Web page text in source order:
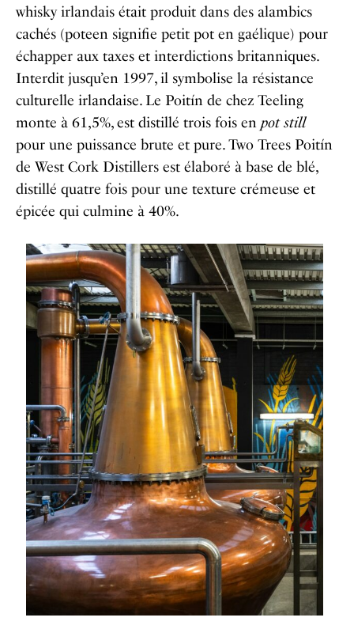
whisky irlandais était produit dans des alambics
cachés (poteen signifie petit pot en gaélique) pour
échapper aux taxes et interdictions britanniques.
Interdit jusqu’en 1997, il symbolise la résistance
culturelle irlandaise. Le Poitín de chez Teeling
monte à 61,5%, est distillé trois fois en pot still
pour une puissance brute et pure.​ Two Trees Poitín
de West Cork Distillers est élaboré à base de blé,
distillé quatre fois pour une texture crémeuse et
épicée qui culmine à 40%.